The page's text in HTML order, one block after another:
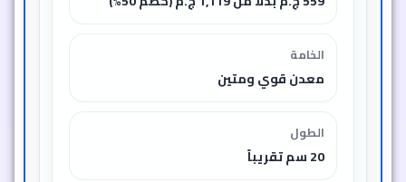
الخامة
معدن قوي ومتين
الطول
20 سم تقريباً